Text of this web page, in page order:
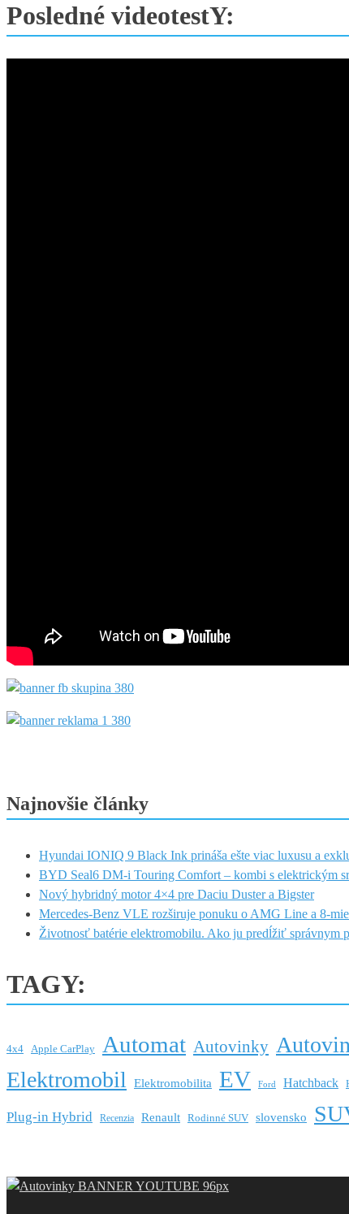
Posledné videotestY:
Najnovšie články
Hyundai IONIQ 9 Black Ink prináša ešte viac luxusu a
BYD Seal6 DM-i Touring Comfort – kombi s elektrickým
Nový hybridný motor 4×4 pre Daciu Duster a Bigster
Mercedes-Benz VLE rozširuje ponuku o AMG Line a 8-
Životnosť batérie elektromobilu. Ako ju predĺžiť správnym
TAGY:
4x4 Apple CarPlay Automat Autovinky
Elektromobil Elektromobilita EV Ford Hatchback
Plug-in Hybrid Recenzia Renault Rodinné SUV slovensko